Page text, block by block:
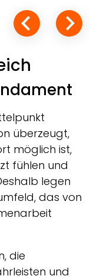
überzeugt,
möglich ist,
fühlen und
legen
das von
die
und